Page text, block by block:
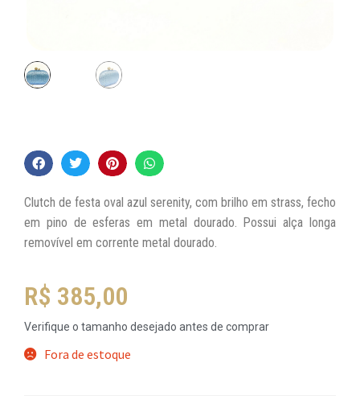
Clutch de festa oval azul serenity, com brilho em strass, fecho
em pino de esferas em metal dourado. Possui alça longa
removível em corrente metal dourado.
R$ 385,00
Verifique o tamanho desejado antes de comprar
Fora de estoque